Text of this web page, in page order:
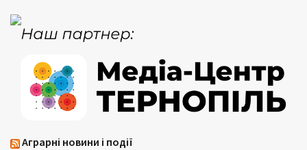
Аграрні новини і події